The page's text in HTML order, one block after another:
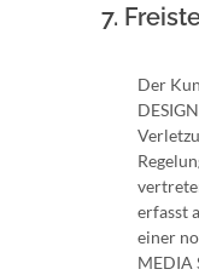
7.
Der
erfasst
einer
MEDIA